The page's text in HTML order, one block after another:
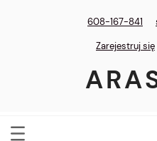
608-167-841
Zarejestruj się